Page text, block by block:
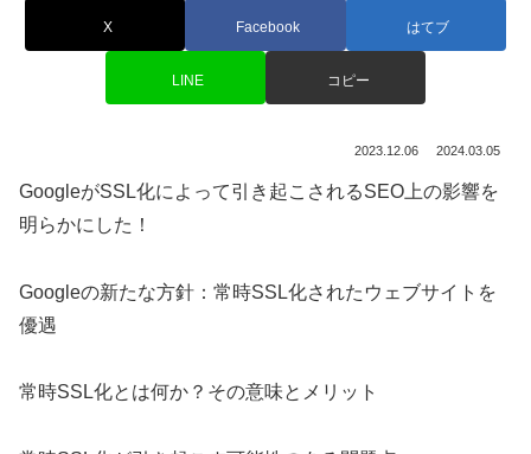
X Facebook はてブ
LINE コピー
2023.12.06 2024.03.05
GoogleがSSL化によって引き起こされるSEO上の影響を
明らかにした！
Googleの新たな方針：常時SSL化されたウェブサイトを
優遇
常時SSL化とは何か？その意味とメリット